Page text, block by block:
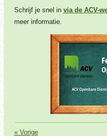
Schrijf je snel in via de ACV-
meer informatie.
« Vorige